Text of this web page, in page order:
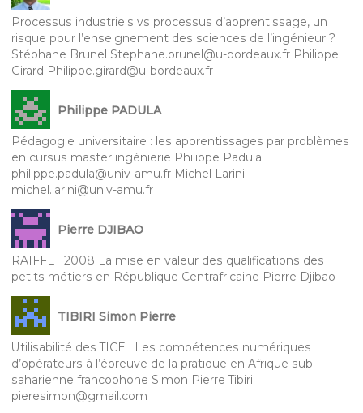
Processus industriels vs processus d’apprentissage, un
risque pour l’enseignement des sciences de l’ingénieur ?
Stéphane Brunel Stephane.brunel@u-bordeaux.fr Philippe
Girard Philippe.girard@u-bordeaux.fr
Philippe PADULA
Pédagogie universitaire : les apprentissages par problèmes
en cursus master ingénierie Philippe Padula
philippe.padula@univ-amu.fr Michel Larini
michel.larini@univ-amu.fr
Pierre DJIBAO
RAIFFET 2008 La mise en valeur des qualifications des
petits métiers en République Centrafricaine Pierre Djibao
TIBIRI Simon Pierre
Utilisabilité des TICE : Les compétences numériques
d’opérateurs à l’épreuve de la pratique en Afrique sub-
saharienne francophone Simon Pierre Tibiri
pieresimon@gmail.com